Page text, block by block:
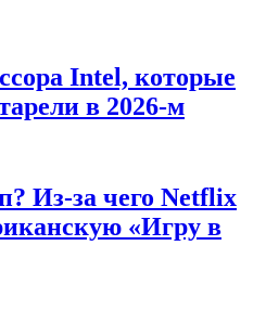
Intel, которые
в 2026-м
Из-за чего Netflix
«Игру в